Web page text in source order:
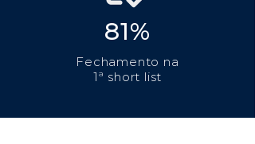
81%
Fechamento na
1ª short list